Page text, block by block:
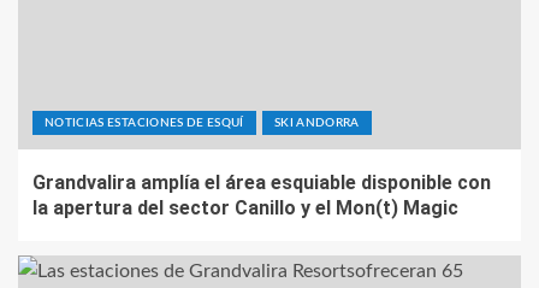
NOTICIAS ESTACIONES DE ESQUÍ SKI ANDORRA
Grandvalira amplía el área esquiable disponible con
la apertura del sector Canillo y el Mon(t) Magic